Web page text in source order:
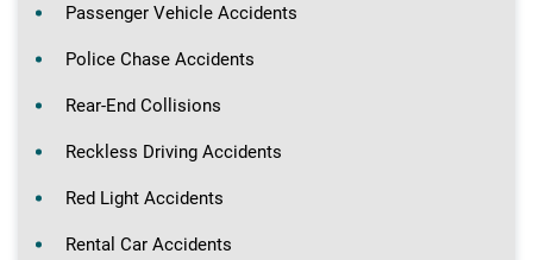
Passenger Vehicle Accidents
Police Chase Accidents
Rear-End Collisions
Reckless Driving Accidents
Red Light Accidents
Rental Car Accidents